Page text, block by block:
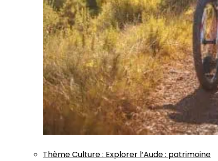
ThèmeCulture: Explorer l’Aude : patrimoine